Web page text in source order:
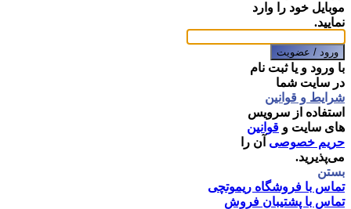
موبایل خود را وارد
نمایید.
ورود / عضویت
با ورود و یا ثبت نام
در سایت شما
شرایط و قوانین
استفاده از سرویس
های سایت و قوانین
حریم خصوصی آن را
می‌پذیرید.
بستن
تماس با فروشگاه ریموتچی
تماس با پشتیبان فروش